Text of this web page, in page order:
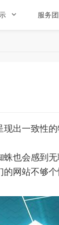
 服务
一致性的
也会感到无
网站不够